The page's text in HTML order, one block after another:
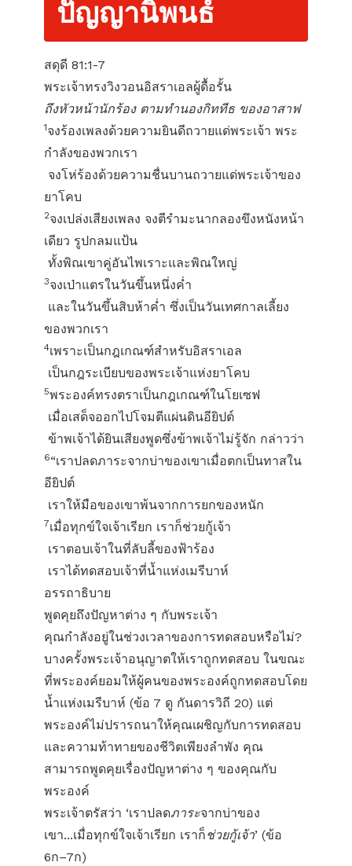
ปัญญานิพนธ์
สดุดี 81:1-7
พระเจ้าทรงวิงวอนอิสราเอลผู้ดื้อรั้น
ถึงหัวหน้านักร้อง ตามทำนองกิททีธ ของอาสาฟ
1จงร้องเพลงด้วยความยินดีถวายแด่พระเจ้า พระ
กำลังของพวกเรา
จงโห่ร้องด้วยความชื่นบานถวายแด่พระเจ้าของ
ยาโคบ
2จงเปล่งเสียงเพลง จงตีรำมะนากลองขึงหนังหน้า
เดียว รูปกลมแป้น
ทั้งพิณเขาคู่อันไพเราะและพิณใหญ่
3จงเป่าแตรในวันขึ้นหนึ่งค่ำ
และในวันขึ้นสิบห้าค่ำ ซึ่งเป็นวันเทศกาลเลี้ยง
ของพวกเรา
4เพราะเป็นกฎเกณฑ์สำหรับอิสราเอล
เป็นกฎระเบียบของพระเจ้าแห่งยาโคบ
5พระองค์ทรงตราเป็นกฎเกณฑ์ในโยเซฟ
เมื่อเสด็จออกไปโจมตีแผ่นดินอียิปต์
ข้าพเจ้าได้ยินเสียงพูดซึ่งข้าพเจ้าไม่รู้จัก กล่าวว่า
6“เราปลดภาระจากบ่าของเขาเมื่อตกเป็นทาสใน
อียิปต์
เราให้มือของเขาพ้นจากการยกของหนัก
7เมื่อทุกข์ใจเจ้าเรียก เราก็ช่วยกู้เจ้า
เราตอบเจ้าในที่ลับลี้ของฟ้าร้อง
เราได้ทดสอบเจ้าที่น้ำแห่งเมรีบาห์
อรรถาธิบาย
พูดคุยถึงปัญหาต่าง ๆ กับพระเจ้า
คุณกำลังอยู่ในช่วงเวลาของการทดสอบหรือไม่?
บางครั้งพระเจ้าอนุญาตให้เราถูกทดสอบ ในขณะ
ที่พระองค์ยอมให้ผู้คนของพระองค์ถูกทดสอบโดย
น้ำแห่งเมรีบาห์ (ข้อ 7 ดู กันดารวิถี 20) แต่
พระองค์ไม่ปรารถนาให้คุณเผชิญกับการทดสอบ
และความท้าทายของชีวิตเพียงลำพัง คุณ
สามารถพูดคุยเรื่องปัญหาต่าง ๆ ของคุณกับ
พระองค์
พระเจ้าตรัสว่า ‘เราปลดภาระจากบ่าของ
เขา...เมื่อทุกข์ใจเจ้าเรียก เราก็ช่วยกู้เจ้า’ (ข้อ
6ก–7ก)